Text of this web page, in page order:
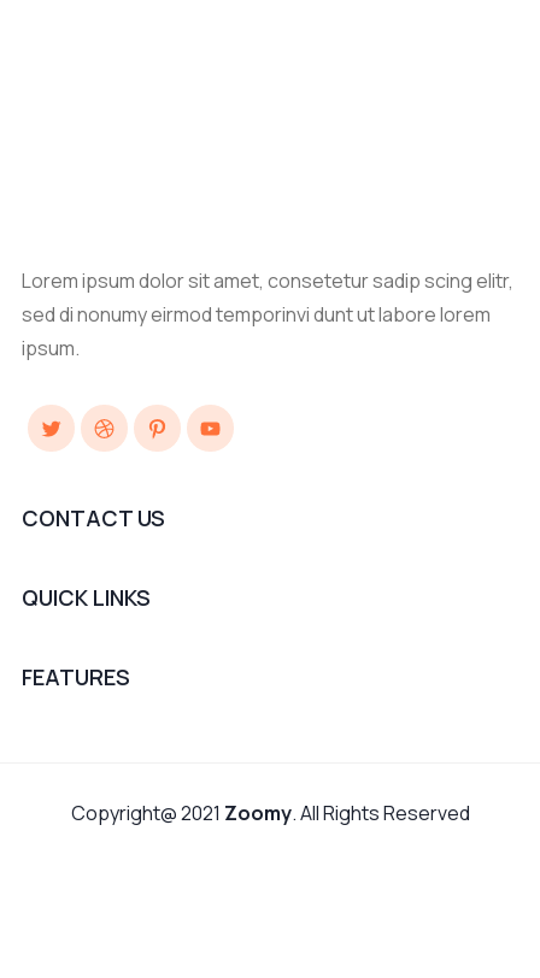
Lorem ipsum dolor sit amet, consetetur sadip scing elitr,
sed di nonumy eirmod temporinvi dunt ut labore lorem
ipsum.
TwitterDribbblePinterestYouTube
CONTACT US
QUICK LINKS
FEATURES
Copyright@ 2021 Zoomy. All Rights Reserved